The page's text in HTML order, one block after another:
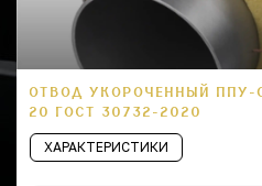
ОТВОД УКОРОЧЕННЫЙ ППУ-
20 ГОСТ 30732-2020
ХАРАКТЕРИСТИКИ